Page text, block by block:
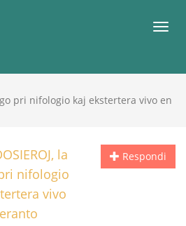
pri nifologio kaj ekstertera vivo en
Respondi
la
nifologio
vivo